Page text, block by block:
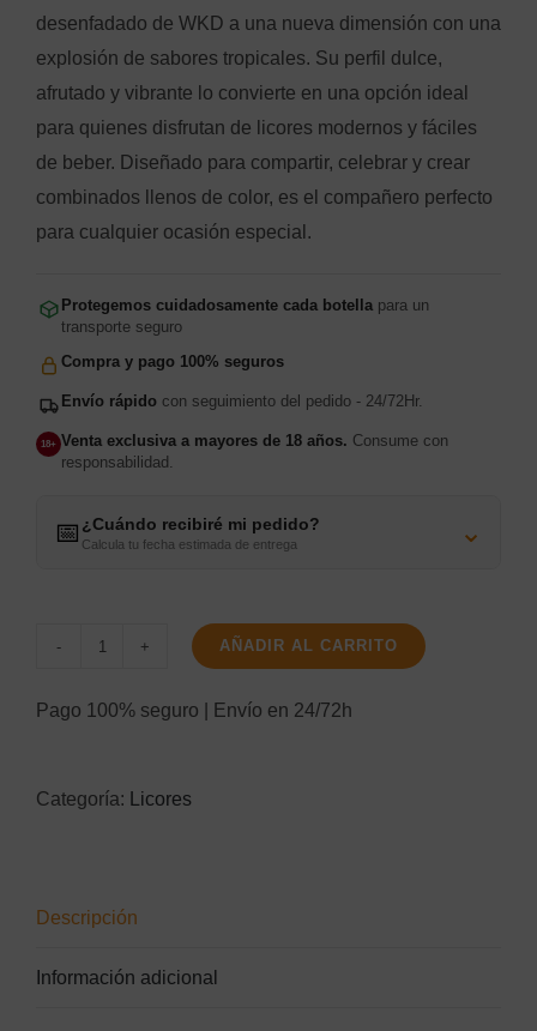
desenfadado de WKD a una nueva dimensión con una
explosión de sabores tropicales. Su perfil dulce,
afrutado y vibrante lo convierte en una opción ideal
para quienes disfrutan de licores modernos y fáciles
de beber. Diseñado para compartir, celebrar y crear
combinados llenos de color, es el compañero perfecto
para cualquier ocasión especial.
Protegemos cuidadosamente cada botella para un
transporte seguro
Compra y pago 100% seguros
Envío rápido con seguimiento del pedido - 24/72Hr.
18+ Venta exclusiva a mayores de 18 años. Consume con
responsabilidad.
📅 ¿Cuándo recibiré mi pedido?
Calcula tu fecha estimada de entrega ⌄
AÑADIR AL CARRITO
Pago 100% seguro | Envío en 24/72h
Categoría: Licores
Descripción
Información adicional